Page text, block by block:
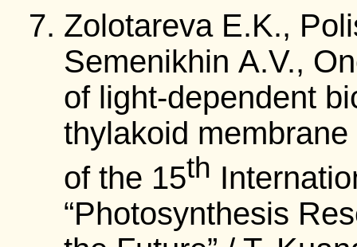
Zolotareva E.K.,
Semenikhin A.V.,
of light-dependent
thylakoid
of the 15th
“Photosynthesis